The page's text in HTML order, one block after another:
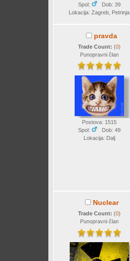
Spol:
Dob: 39
Lokacija: Zagreb, Petrinja
pravda
Trade Count: (0)
Punopravni član
Postova: 1515
Spol:
Dob: 49
Lokacija: Dalj
Nuclear
Trade Count: (0)
Punopravni član